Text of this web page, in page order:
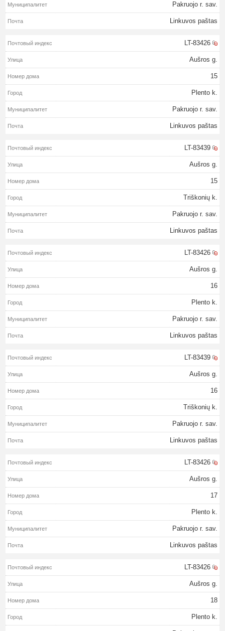
Pakruojo r. sav.
Linkuvos paštas
LT-83426
Aušros g.
15
Plento k.
Pakruojo r. sav.
Linkuvos paštas
LT-83439
Aušros g.
15
Triškonių k.
Pakruojo r. sav.
Linkuvos paštas
LT-83426
Aušros g.
16
Plento k.
Pakruojo r. sav.
Linkuvos paštas
LT-83439
Aušros g.
16
Triškonių k.
Pakruojo r. sav.
Linkuvos paštas
LT-83426
Aušros g.
17
Plento k.
Pakruojo r. sav.
Linkuvos paštas
LT-83426
Aušros g.
18
Plento k.